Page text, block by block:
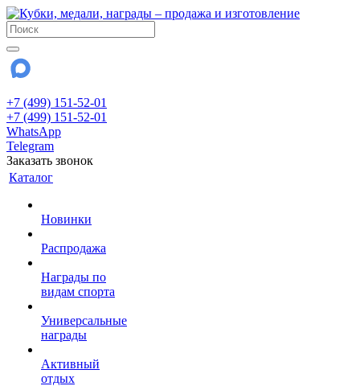
+7 (499) 151-52-01
+7 (499) 151-52-01
WhatsApp
Telegram
Заказать звонок
Каталог
Новинки
Распродажа
Награды по
видам спорта
Универсальные
награды
Активный
отдых